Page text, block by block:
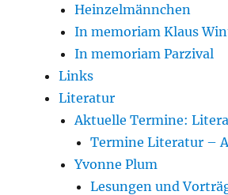
Heinzelmännchen
In memoriam Klaus
In memoriam Parzival
Links
Literatur
Aktuelle Termine:
Termine Literatur –
Yvonne Plum
Lesungen und